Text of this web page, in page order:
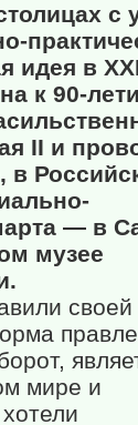
с
идея в
к 90-
II и
в
— в
музее
мире и